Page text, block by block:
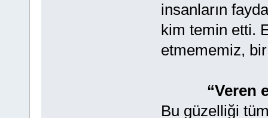
insanların
kim temin etti.
etmememiz,
“Veren
Bu güzelliği